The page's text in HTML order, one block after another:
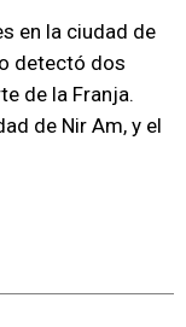
en la ciudad de
detectó dos
de la Franja.
de Nir Am, y el